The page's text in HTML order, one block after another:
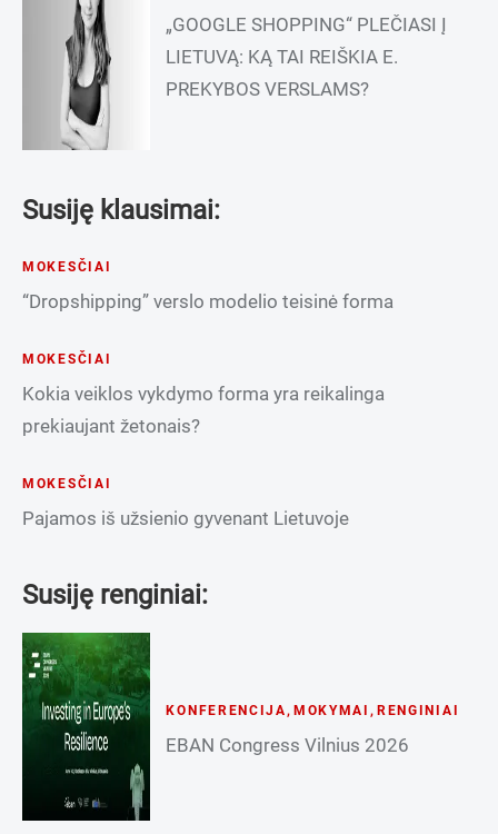
„GOOGLE SHOPPING“ PLEČIASI Į
LIETUVĄ: KĄ TAI REIŠKIA E.
PREKYBOS VERSLAMS?
Susiję klausimai:
MOKESČIAI
“Dropshipping” verslo modelio teisinė forma
MOKESČIAI
Kokia veiklos vykdymo forma yra reikalinga
prekiaujant žetonais?
MOKESČIAI
Pajamos iš užsienio gyvenant Lietuvoje
Susiję renginiai:
KONFERENCIJA , MOKYMAI , RENGINIAI
EBAN Congress Vilnius 2026